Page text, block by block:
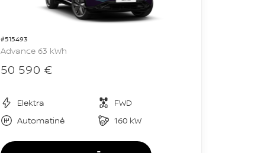
#515493
Advance 63 kWh
50 590 €
Elektra
FWD
Automatinė
160 kW